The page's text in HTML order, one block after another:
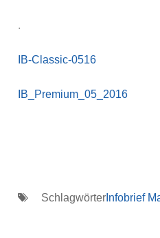
.
IB-Classic-0516
IB_Premium_05_2016
SchlagwörterInfobrief